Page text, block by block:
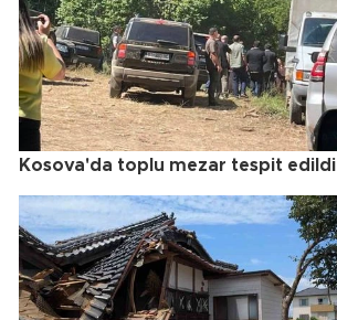
Kosova'da toplu mezar tespit edildi